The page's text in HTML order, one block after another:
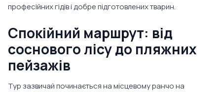
професійних гідів і добре підготовлених тварин.
Спокійний маршрут: від
соснового лісу до пляжних
пейзажів
Тур зазвичай починається на місцевому ранчо на